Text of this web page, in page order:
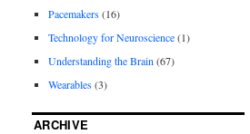
Pacemakers(16)
Technology for Neuroscience(1)
Understanding the Brain (67)
Wearables(3)
ARCHIVE